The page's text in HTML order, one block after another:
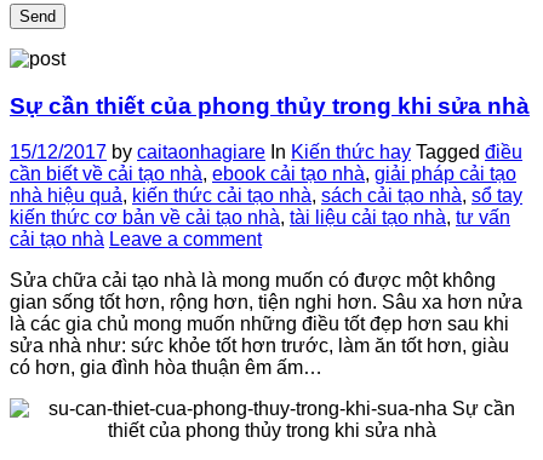
Sự cần thiết của phong thủy trong khi sửa nhà
15/12/2017 by caitaonhagiare In Kiến thức hay Tagged điều
cần biết về cải tạo nhà, ebook cải tạo nhà, giải pháp cải tạo
nhà hiệu quả, kiến thức cải tạo nhà, sách cải tạo nhà, sổ tay
kiến thức cơ bản về cải tạo nhà, tài liệu cải tạo nhà, tư vấn
cải tạo nhà Leave a comment
Sửa chữa cải tạo nhà là mong muốn có được một không
gian sống tốt hơn, rộng hơn, tiện nghi hơn. Sâu xa hơn nửa
là các gia chủ mong muốn những điều tốt đẹp hơn sau khi
sửa nhà như: sức khỏe tốt hơn trước, làm ăn tốt hơn, giàu
có hơn, gia đình hòa thuận êm ấm…